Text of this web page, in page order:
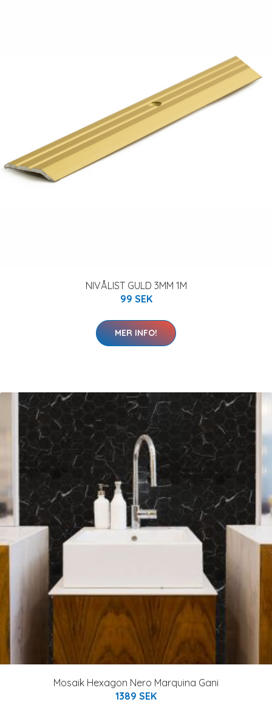
NIVÅLIST GULD 3MM 1M
99 SEK
MER INFO!
Mosaik Hexagon Nero Marquina Gani
1389 SEK